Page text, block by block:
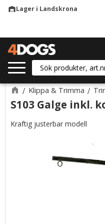
warehouseLager i Landskrona
Klippa & Trimma
S103 Galge inkl.
Kraftig justerbar modell